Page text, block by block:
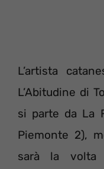
L’artista
L’Abitudine di
si parte da La
Piemonte 2),
sarà la volta